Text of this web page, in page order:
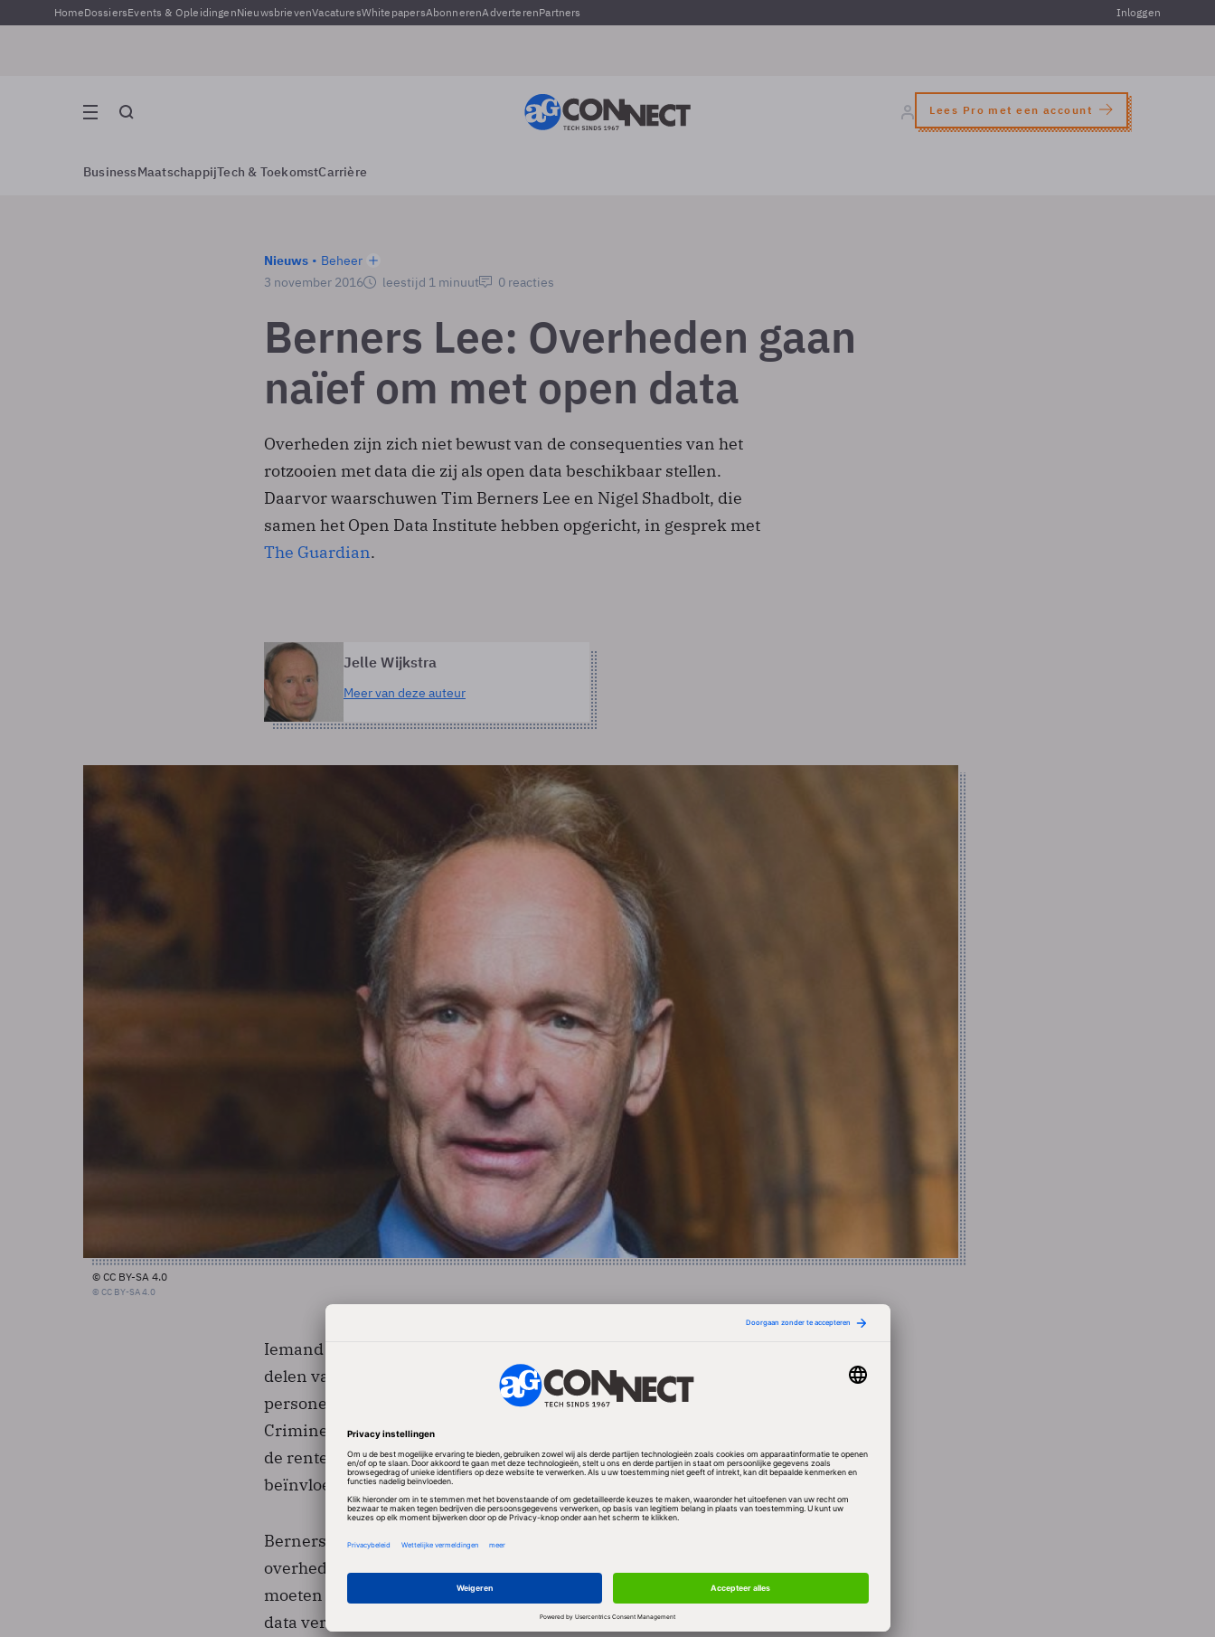
HomeDossiersEvents & OpleidingenNieuwsbrievenVacaturesWhitepapersAbonnerenAdverterenPartners Inloggen
Lees Pro met een account
BusinessMaatschappijTech & ToekomstCarrière
Nieuws
Beheer
3 november 2016
leestijd 1 minuut 0 reacties
Berners Lee: Overheden gaan
naïef om met open data
Overheden zijn zich niet bewust van de consequenties van het
rotzooien met data die zij als open data beschikbaar stellen.
Daarvor waarschuwen Tim Berners Lee en Nigel Shadbolt, die
samen het Open Data Institute hebben opgericht, in gesprek met
The Guardian.
Jelle Wijkstra
Meer van deze auteur
© CC BY-SA 4.0
© CC BY-SA 4.0
Iemand die de verkeersgegevens weet te manipuleren, zou bijvoorbeeld in
delen van de stad een verkeerschaos uit kunnen lokken als maar genoeg
personen c.q. navigatiesystemen op die vervalste verkeersdata reageren.
Criminelen zouden ook overheidsdata met een hack kunnen wijzigen - zoals
de rentevoet of de consumentenprijsindex - om daarmee gokwedstrijden te
beïnvloeden.
Berners Lee en Shadbolt constateren een gebrek aan bewustwording bij
overheden dat hier risico's liggen. Overheden zouden over hun open data
moeten denken als een vitale infrastructuur die bescherming verdient. Open
data verdienen om die reden even veel bescherming als de data die de